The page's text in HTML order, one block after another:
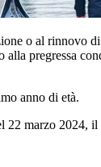
o al rinnovo
pregressa
anno di età.
marzo 2024,